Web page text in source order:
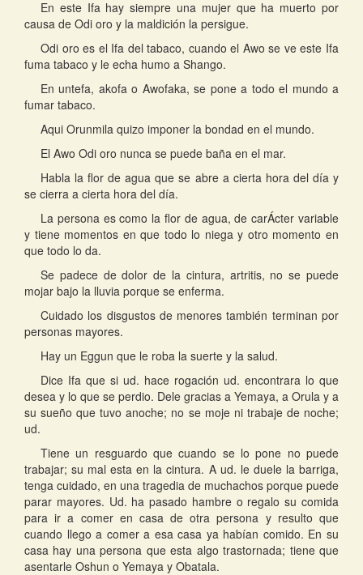
En este Ifa hay siempre una mujer que ha muerto por
causa de Odi oro y la maldición la persigue.
Odi oro es el Ifa del tabaco, cuando el Awo se ve este Ifa
fuma tabaco y le echa humo a Shango.
En untefa, akofa o Awofaka, se pone a todo el mundo a
fumar tabaco.
Aqui Orunmila quizo imponer la bondad en el mundo.
El Awo Odi oro nunca se puede baña en el mar.
Habla la flor de agua que se abre a cierta hora del día y
se cierra a cierta hora del día.
La persona es como la flor de agua, de carÁcter variable
y tiene momentos en que todo lo niega y otro momento en
que todo lo da.
Se padece de dolor de la cintura, artritis, no se puede
mojar bajo la lluvia porque se enferma.
Cuidado los disgustos de menores también terminan por
personas mayores.
Hay un Eggun que le roba la suerte y la salud.
Dice Ifa que si ud. hace rogación ud. encontrara lo que
desea y lo que se perdio. Dele gracias a Yemaya, a Orula y a
su sueño que tuvo anoche; no se moje ni trabaje de noche;
ud.
Tiene un resguardo que cuando se lo pone no puede
trabajar; su mal esta en la cintura. A ud. le duele la barriga,
tenga cuidado, en una tragedia de muchachos porque puede
parar mayores. Ud. ha pasado hambre o regalo su comida
para ir a comer en casa de otra persona y resulto que
cuando llego a comer a esa casa ya habían comido. En su
casa hay una persona que esta algo trastornada; tiene que
asentarle Oshun o Yemaya y Obatala.